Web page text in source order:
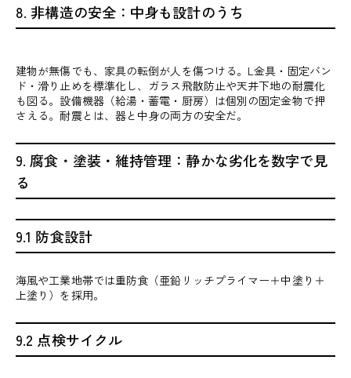
8. 非構造の安全：中身も設計のうち
建物が無傷でも、家具の転倒が人を傷つける。L金具・固定バン
ド・滑り止めを標準化し、ガラス飛散防止や天井下地の耐震化
も図る。設備機器（給湯・蓄電・厨房）は個別の固定金物で押
さえる。耐震とは、器と中身の両方の安全だ。
9. 腐食・塗装・維持管理：静かな劣化を数字で見
る
9.1 防食設計
海風や工業地帯では重防食（亜鉛リッチプライマー＋中塗り＋
上塗り）を採用。
9.2 点検サイクル